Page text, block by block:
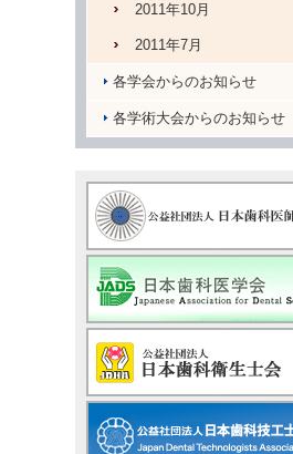
2011年10月
2011年7月
各学会からのお知らせ
各学術大会からのお知らせ